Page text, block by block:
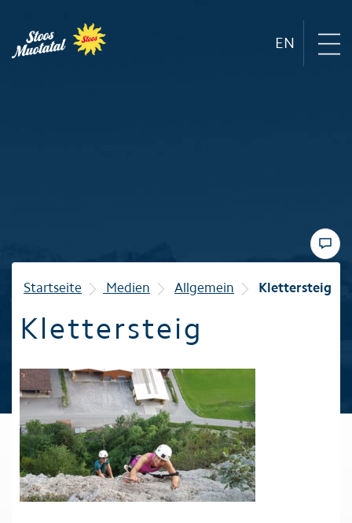
EN
Winter
Familie
Startseite Medien Allgemein Klettersteig
Klettersteig